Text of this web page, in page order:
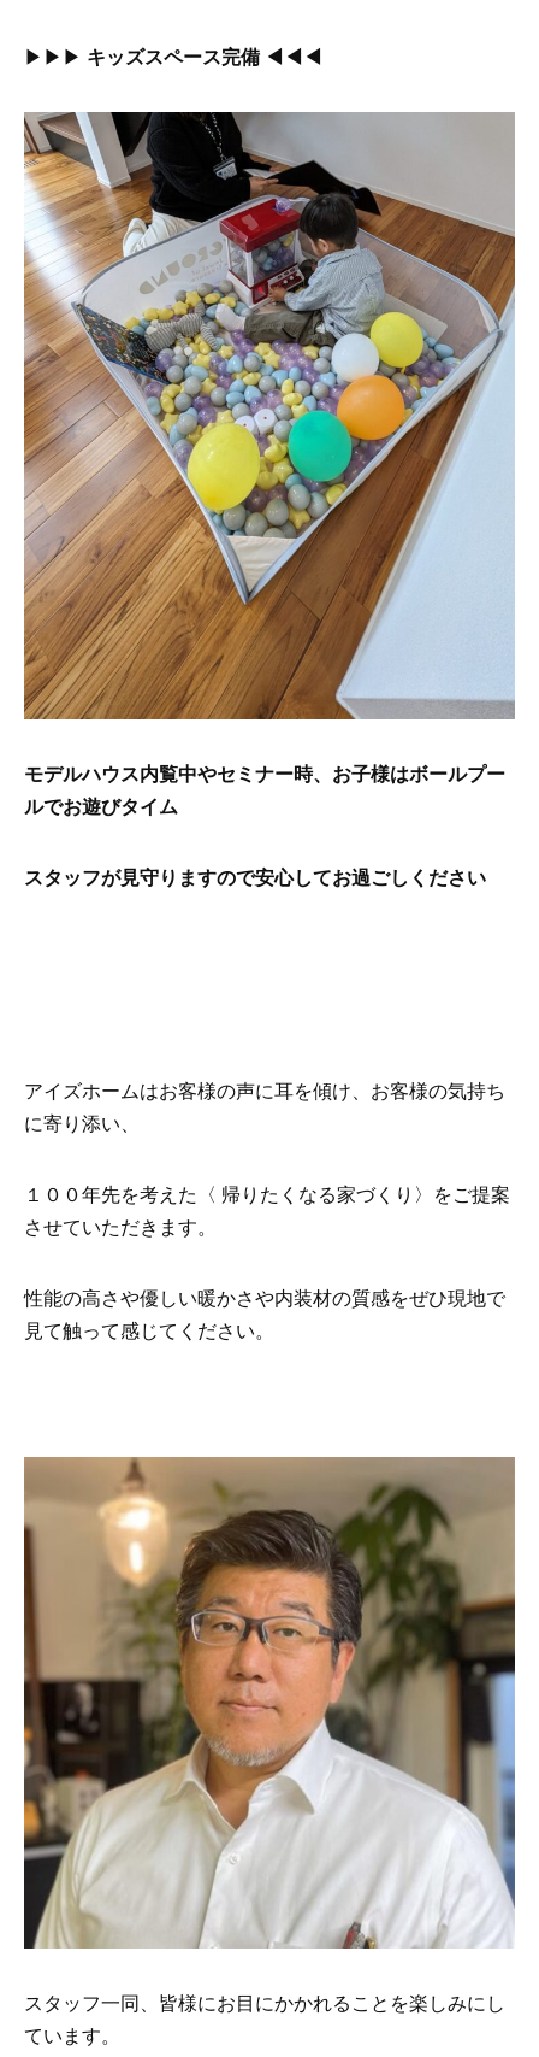
▶▶▶ キッズスペース完備 ◀◀◀
モデルハウス内覧中やセミナー時、お子様はボールプー
ルでお遊びタイム
スタッフが見守りますので安心してお過ごしください
アイズホームはお客様の声に耳を傾け、お客様の気持ち
に寄り添い、
１００年先を考えた〈 帰りたくなる家づくり〉をご提案
させていただきます。
性能の高さや優しい暖かさや内装材の質感をぜひ現地で
見て触って感じてください。
スタッフ一同、皆様にお目にかかれることを楽しみにし
ています。